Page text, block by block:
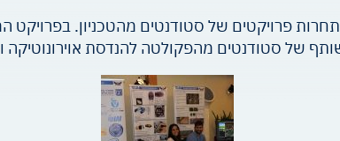
פרויקטים של סטודנטים מהטכניון. בפרויקט
של סטודנטים מהפקולטה להנדסת